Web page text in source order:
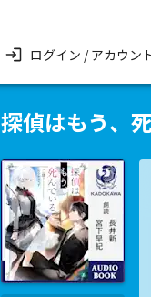
ログイン / アカウン
探偵はもう、